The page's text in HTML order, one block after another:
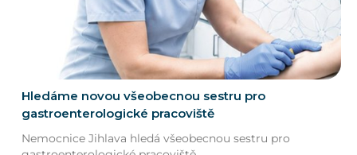
Hledáme novou všeobecnou sestru pro
gastroenterologické pracoviště
Nemocnice Jihlava hledá všeobecnou sestru pro